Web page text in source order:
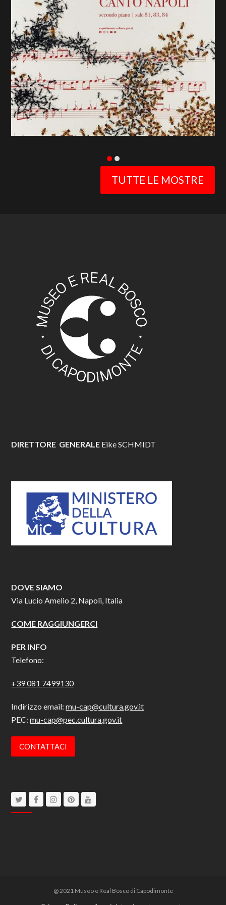
TUTTE LE MOSTRE
DIRETTORE GENERALE Eike SCHMIDT
DOVE SIAMO
Via Lucio Amelio 2, Napoli, Italia
COME RAGGIUNGERCI
PER INFO
Telefono:
+39 081 7499130
Indirizzo email:mu-cap@cultura.gov.it
PEC:mu-cap@pec.cultura.gov.it
CONTATTACI
TwitterFacebookInstagram
Pinterest
@ 2021 Museo e Real Bosco di Capodimonte